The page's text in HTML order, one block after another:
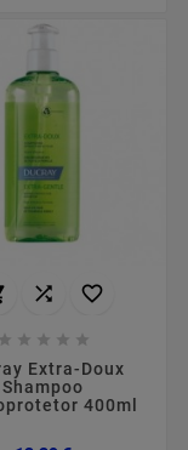
 
    
Extra-Doux
Shampoo
400ml